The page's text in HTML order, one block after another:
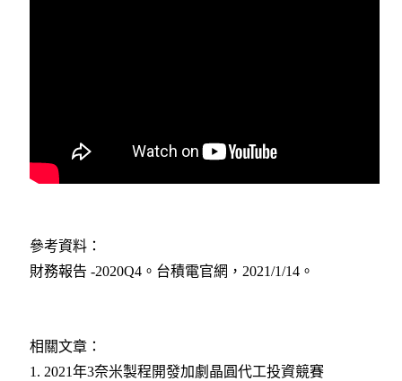
參考資料：
財務報告 -2020Q4。台積電官網，2021/1/14。
相關文章：
1. 2021年3奈米製程開發加劇晶圓代工投資競賽